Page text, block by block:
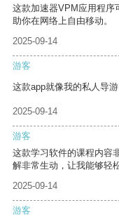
这款加速器VPM应用程序
助你在网络上自由移动。
2025-09-14
游客
这款app就像我的私人导
2025-09-14
游客
这款学习软件的课程内容
解非常生动，让我能够轻
2025-09-14
游客